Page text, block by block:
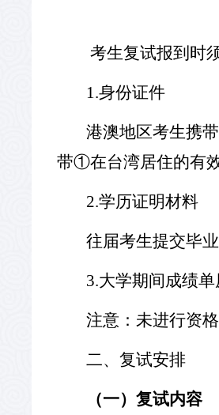
考生复试报到时
1.身份证件
港澳地区考生携
带①在台湾居住的有
2.学历证明材料
往届考生提交毕
3.大学期间成绩单
注意：未进行资
二、复试安排
（一）复试内容